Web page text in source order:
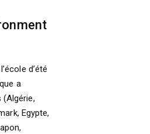
d’été
a
Egypte,